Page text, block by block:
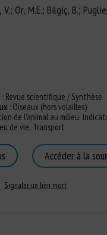
Or, M.E.; Bilgiç, B.;
: Revue scientifique / Synthèse
: Oiseaux (hors volailles)
de l'animal au milieu,
de vie, Transport
Accéder à la
Signaler un lien mort